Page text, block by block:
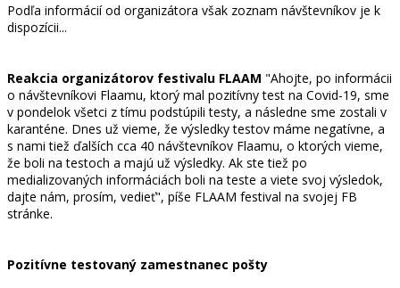
Podľa informácií od organizátora však zoznam návštevníkov je k
dispozícii...
Reakcia organizátorov festivalu FLAAM "Ahojte, po informácii
o návštevníkovi Flaamu, ktorý mal pozitívny test na Covid-19, sme
v pondelok všetci z tímu podstúpili testy, a následne sme zostali v
karanténe. Dnes už vieme, že výsledky testov máme negatívne, a
s nami tiež ďalších cca 40 návštevníkov Flaamu, o ktorých vieme,
že boli na testoch a majú už výsledky. Ak ste tiež po
medializovaných informáciách boli na teste a viete svoj výsledok,
dajte nám, prosím, vedieť", píše FLAAM festival na svojej FB
stránke.
Pozitívne testovaný zamestnanec pošty